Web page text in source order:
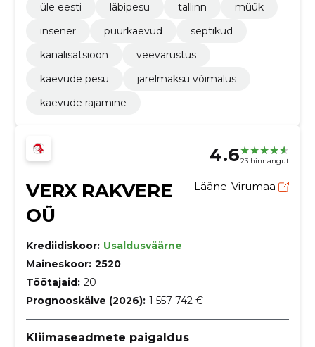
üle eesti
läbipesu tallinn
müük
insener
puurkaevud
septikud
kanalisatsioon
veevarustus
kaevude pesu
järelmaksu võimalus
kaevude rajamine
4.623 hinnangut
VERX RAKVERE
OÜ
Lääne-Virumaa
Krediidiskoor: Usaldusväärne
Maineskoor: 2520
Töötajaid: 20
Prognooskäive (2026): 1 557 742 €
Kliimaseadmete paigaldus